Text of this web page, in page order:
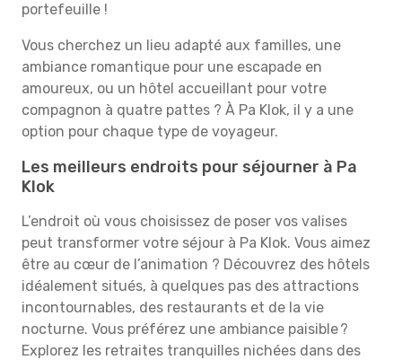
portefeuille !
Vous cherchez un lieu adapté aux familles, une
ambiance romantique pour une escapade en
amoureux, ou un hôtel accueillant pour votre
compagnon à quatre pattes ? À Pa Klok, il y a une
option pour chaque type de voyageur.
Les meilleurs endroits pour séjourner à Pa
Klok
L’endroit où vous choisissez de poser vos valises
peut transformer votre séjour à Pa Klok. Vous aimez
être au cœur de l’animation ? Découvrez des hôtels
idéalement situés, à quelques pas des attractions
incontournables, des restaurants et de la vie
nocturne. Vous préférez une ambiance paisible ?
Explorez les retraites tranquilles nichées dans des